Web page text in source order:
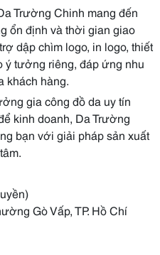
Trường Chinh mang đến
ổn định và thời gian giao
dập chìm logo, in logo, thiết
ý tưởng riêng, đáp ứng nhu
khách hàng.
gia công đồ da uy tín
kinh doanh, Da Trường
bạn với giải pháp sản xuất
Gò Vấp, TP. Hồ Chí